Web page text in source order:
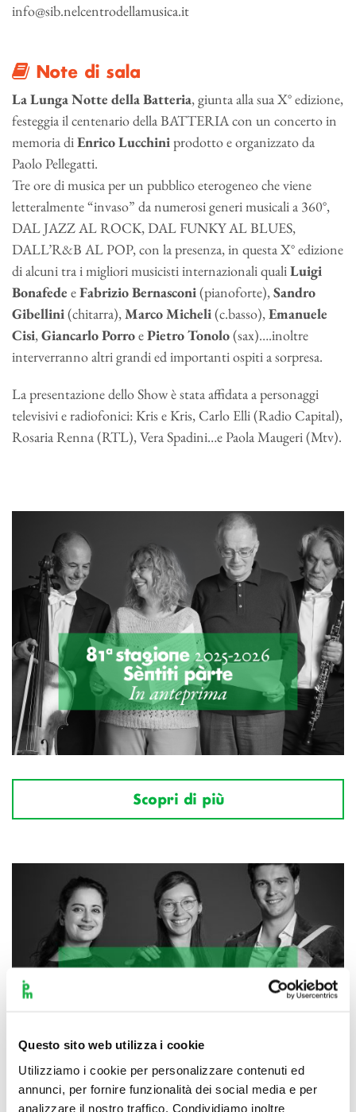
Questo sito web utilizza i cookie
Utilizziamo i cookie per personalizzare contenuti ed
annunci, per fornire funzionalità dei social media e per
analizzare il nostro traffico. Condividiamo inoltre
info@sib.nelcentrodellamusica.it
Note di sala
La Lunga Notte della Batteria, giunta alla sua X° edizione,
festeggia il centenario della BATTERIA con un concerto in
memoria diEnrico Lucchiniprodotto e organizzato da
Paolo Pellegatti.
Tre ore di musica per un pubblico eterogeneo che viene
letteralmente “invaso” da numerosi generi musicali a 360°,
DAL JAZZ AL ROCK, DAL FUNKY AL BLUES,
DALL’R&B AL POP, con la presenza, in questa X° edizione
di alcuni tra i migliori musicisti internazionali qualiLuigi
Bonafede eFabrizio Bernasconi(pianoforte),Sandro
Gibellini(chitarra),Marco Micheli(c.basso),Emanuele
Cisi,Giancarlo PorroePietro Tonolo(sax)….inoltre
interverranno altri grandi ed importanti ospiti a sorpresa.
La presentazione dello Show è stata affidata a personaggi
televisivi e radiofonici: Kris e Kris, Carlo Elli (Radio Capital),
Rosaria Renna (RTL), Vera Spadini…e Paola Maugeri (Mtv).
Scopri di più